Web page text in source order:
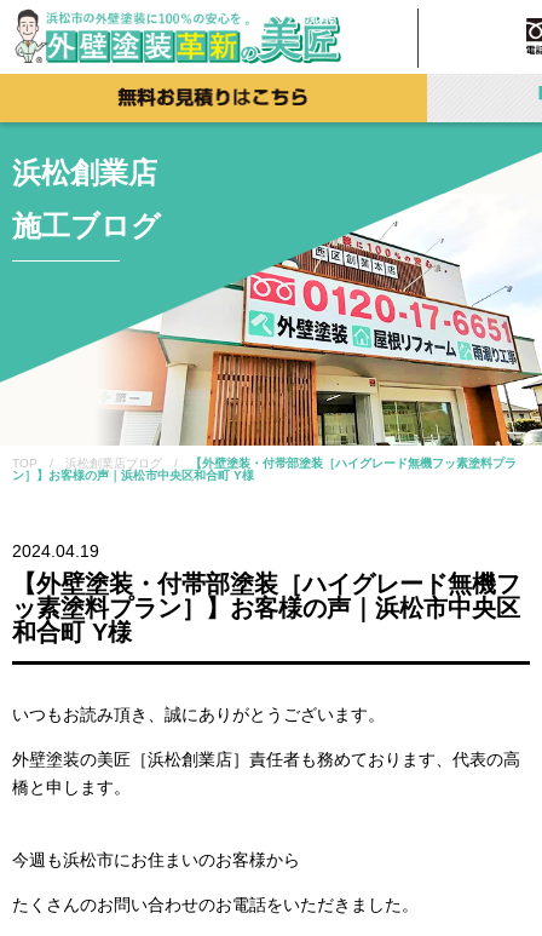
浜松創業店
施工ブログ
TOP / 浜松創業店ブログ /
【外壁塗装・付帯部塗装［ハイグレード無機フッ素塗料プラ
ン］】お客様の声｜浜松市中央区和合町 Y様
2024.04.19
【外壁塗装・付帯部塗装［ハイグレード無機フ
ッ素塗料プラン］】お客様の声｜浜松市中央区
和合町 Y様
いつもお読み頂き、誠にありがとうございます。
外壁塗装の美匠［浜松創業店］責任者も務めております、代表の高
橋と申します。
今週も浜松市にお住まいのお客様から
たくさんのお問い合わせのお電話をいただきました。